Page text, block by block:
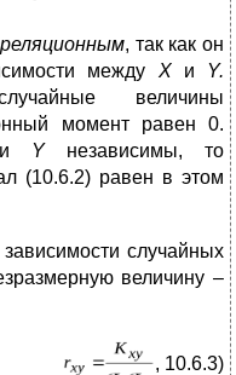
, так как он
между Xи Y.
величины
момент равен 0.
Yнезависимы, то
(10.6.2) равен в этом
случайных
величину –
, 10.6.3)